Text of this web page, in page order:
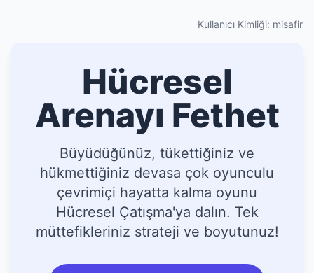
Kullanıcı Kimliği: misafir
Hücresel
Arenayı Fethet
Büyüdüğünüz, tükettiğiniz ve
hükmettiğiniz devasa çok oyunculu
çevrimiçi hayatta kalma oyunu
Hücresel Çatışma'ya dalın. Tek
müttefikleriniz strateji ve boyutunuz!